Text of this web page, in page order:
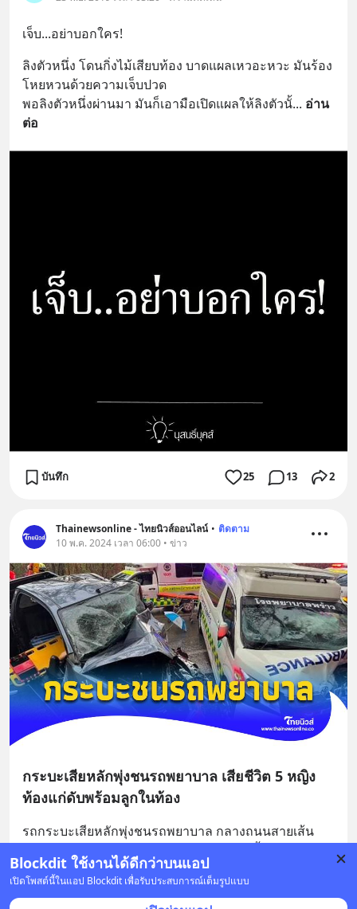
Blockdit ใช้งานได้ดีกว่าบนแอป
เปิดโพสต์นี้ในแอป Blockdit เพื่อรับประสบการณ์เต็มรูปแบบ
เจ็บ...อย่าบอกใคร!
ลิงตัวหนึ่ง โดนกิ่งไม้เสียบท้อง บาดแผลเหวอะหวะ มันร้อง
โหยหวนด้วยความเจ็บปวด
พอลิงตัวหนึ่งผ่านมา มันก็เอามือเปิดแผลให้ลิงตัวนั้... อ่าน
ต่อ
บันทึก 25 13 2
Thainewsonline - ไทยนิวส์ออนไลน์ • ติดตาม
10 พ.ค. 2024 เวลา 06:00 • ข่าว
กระบะเสียหลักพุ่งชนรถพยาบาล เสียชีวิต 5 หญิง
ท้องแก่ดับพร้อมลูกในท้อง
รถกระบะเสียหลักพุ่งชนรถพยาบาล กลางถนนสายเส้น
เชียงใหม่-พร้าว เสียชีวิต 5 ราย รวมคุณแม่ตั้งครรภ์พร้อม
ลูกในท้อง จ.เชียงใหม่... อ่านต่อ
บันทึก 3